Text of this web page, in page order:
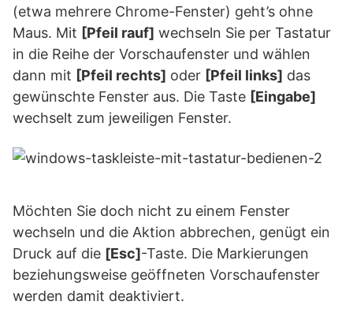
(etwa mehrere Chrome-Fenster) geht’s ohne
Maus. Mit [Pfeil rauf] wechseln Sie per Tastatur
in die Reihe der Vorschaufenster und wählen
dann mit [Pfeil rechts] oder [Pfeil links] das
gewünschte Fenster aus. Die Taste [Eingabe]
wechselt zum jeweiligen Fenster.
Möchten Sie doch nicht zu einem Fenster
wechseln und die Aktion abbrechen, genügt ein
Druck auf die [Esc]-Taste. Die Markierungen
beziehungsweise geöffneten Vorschaufenster
werden damit deaktiviert.